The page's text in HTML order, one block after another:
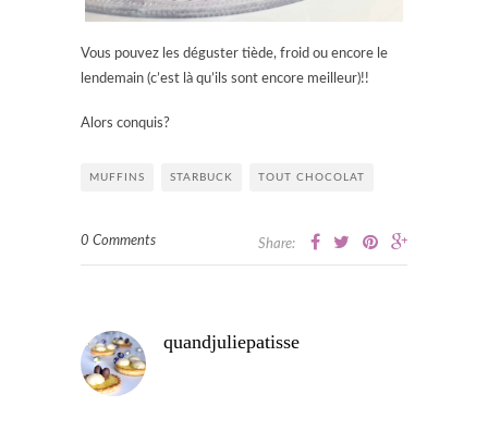
Vous pouvez les déguster tiède, froid ou encore le
lendemain (c’est là qu’ils sont encore meilleur)!!
Alors conquis?
MUFFINS STARBUCK TOUT CHOCOLAT
0 Comments Share:
quandjuliepatisse